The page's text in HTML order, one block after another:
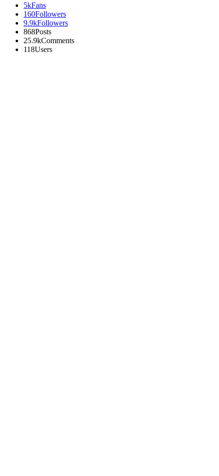
5kFans
160Followers
9.9kFollowers
868Posts
25.9kComments
118Users